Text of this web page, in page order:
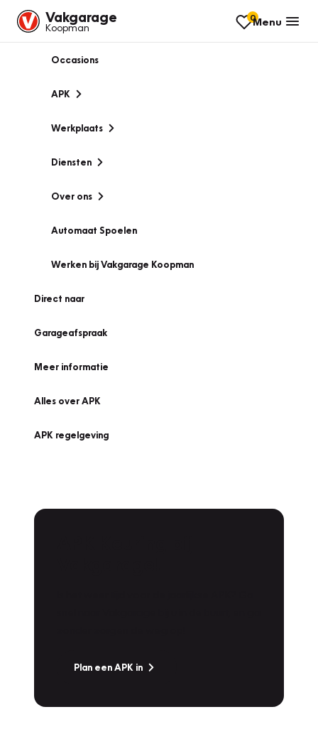
Vakgarage
Koopman
0Menu
Occasions
APK
Werkplaats
Diensten
Over ons
Automaat Spoelen
Werken bij Vakgarage Koopman
Direct naar
Garageafspraak
Meer informatie
Alles over APK
APK regelgeving
Plan een APK in